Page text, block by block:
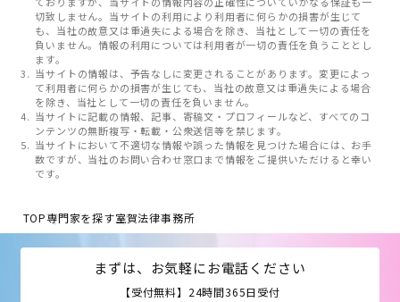
切致しません。当サイトの利用により利用者に何らかの損害が生じて
も、当社の故意又は重過失による場合を除き、当社として一切の責任を
負いません。情報の利用については利用者が一切の責任を負うこととし
ます。
当サイトの情報は、予告なしに変更されることがあります。変更によっ
て利用者に何らかの損害が生じても、当社の故意又は重過失による場合
を除き、当社として一切の責任を負いません。
当サイトに記載の情報、記事、寄稿文・プロフィールなど、すべてのコ
ンテンツの無断複写・転載・公衆送信等を禁じます。
当サイトにおいて不適切な情報や誤った情報を見つけた場合には、お手
数ですが、当社のお問い合わせ窓口まで情報をご提供いただけると幸い
です。
TOP専門家を探す室賀法律事務所
まずは、お気軽にお電話ください
【受付無料】24時間365日受付